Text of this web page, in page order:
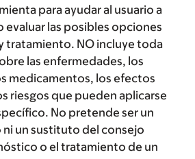
para ayudar al usuario a
las posibles opciones
tratamiento. NO incluye toda
las enfermedades, los
medicamentos, los efectos
riesgos que pueden aplicarse
No pretende ser un
un sustituto del consejo
o el tratamiento de un